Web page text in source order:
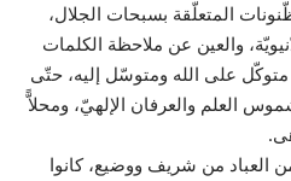
المتعلّقة بسبحات الجلال،
والعين عن ملاحظة الكلمات
على الله ومتوسّل إليه، حتّى
العلم والعرفان الإلهيّ، ومحلاًّ
العباد من شريف ووضيع، كانوا